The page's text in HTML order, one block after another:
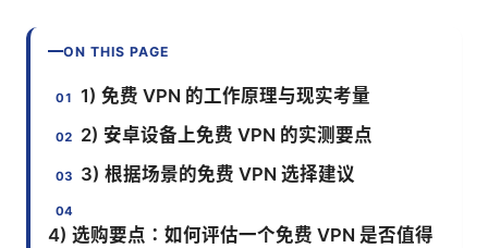
ON THIS PAGE
1) 免费 VPN 的工作原理与现实考量
2) 安卓设备上免费 VPN 的实测要点
3) 根据场景的免费 VPN 选择建议
4) 选购要点：如何评估一个免费 VPN 是否值得